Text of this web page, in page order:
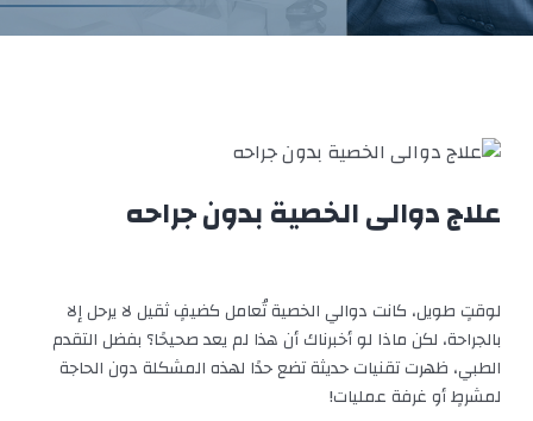
علاج دوالى الخصية بدون جراحه
لوقتٍ طويل، كانت دوالي الخصية تُعامل كضيفٍ ثقيل لا يرحل إلا
بالجراحة، لكن ماذا لو أخبرناك أن هذا لم يعد صحيحًا؟ بفضل التقدم
الطبي، ظهرت تقنيات حديثة تضع حدًا لهذه المشكلة دون الحاجة
لمشرطٍ أو غرفة عمليات!